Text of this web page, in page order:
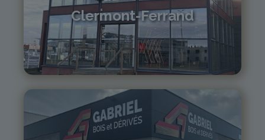
Clermont-Ferrand
04 73 42 18 38
lexpo@gabriel-sa.fr